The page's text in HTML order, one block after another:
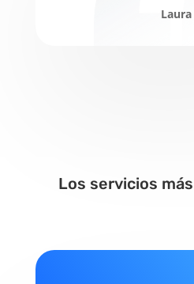
Laura
Los servicios